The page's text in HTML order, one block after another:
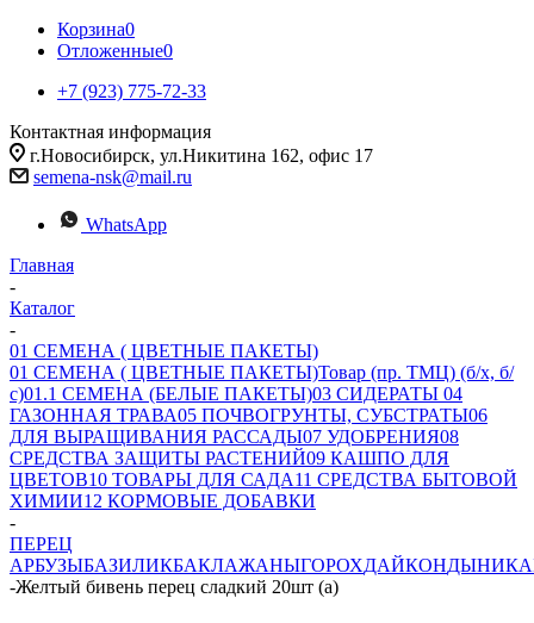
Корзина0
Отложенные0
+7 (923) 775-72-33
Контактная информация
г.Новосибирск, ул.Никитина 162, офис 17
semena-nsk@mail.ru
WhatsApp
Главная
-
Каталог
-
01 СЕМЕНА ( ЦВЕТНЫЕ ПАКЕТЫ)
01 СЕМЕНА ( ЦВЕТНЫЕ ПАКЕТЫ)Товар (пр. ТМЦ) (б/х, б/
с)01.1 СЕМЕНА (БЕЛЫЕ ПАКЕТЫ)03 СИДЕРАТЫ 04
ГАЗОННАЯ ТРАВА05 ПОЧВОГРУНТЫ, СУБСТРАТЫ06
ДЛЯ ВЫРАЩИВАНИЯ РАССАДЫ07 УДОБРЕНИЯ08
СРЕДСТВА ЗАЩИТЫ РАСТЕНИЙ09 КАШПО ДЛЯ
ЦВЕТОВ10 ТОВАРЫ ДЛЯ САДА11 СРЕДСТВА БЫТОВОЙ
ХИМИИ12 КОРМОВЫЕ ДОБАВКИ
-
ПЕРЕЦ
АРБУЗЫБАЗИЛИКБАКЛАЖАНЫГОРОХДАЙКОНДЫНИ
-Желтый бивень перец сладкий 20шт (а)